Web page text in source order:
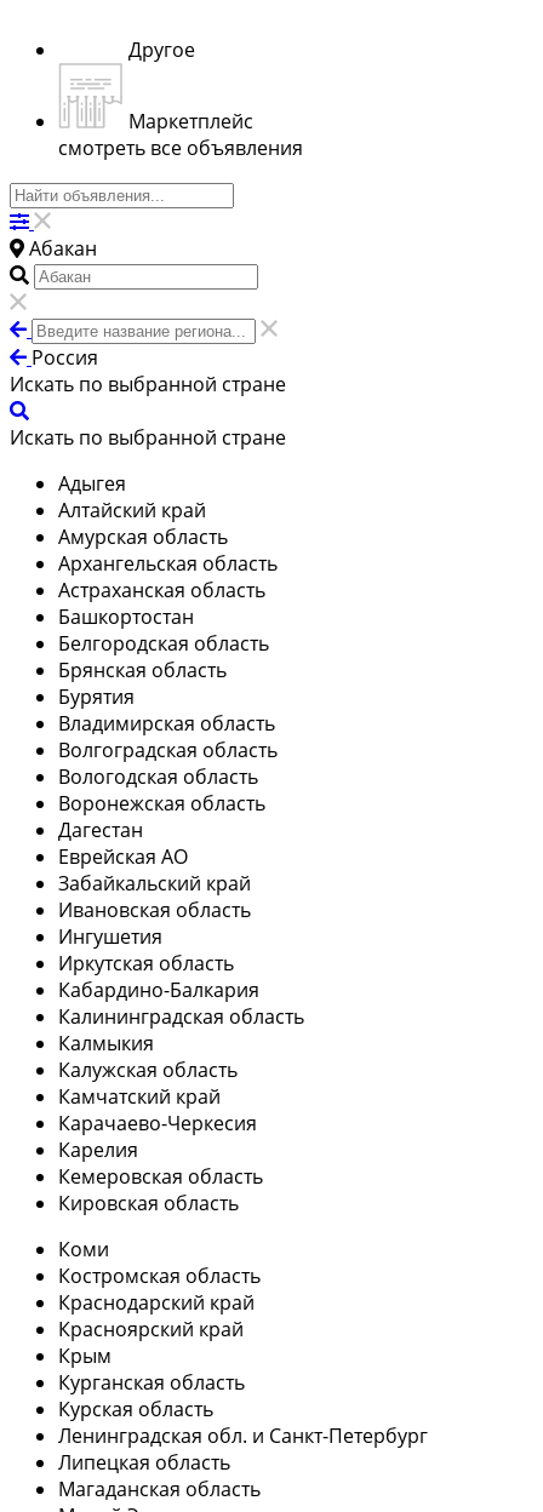
Другое
Маркетплейс
смотреть все объявления
Абакан
Россия
Искать по выбранной стране
Искать по выбранной стране
Адыгея
Алтайский край
Амурская область
Архангельская область
Астраханская область
Башкортостан
Белгородская область
Брянская область
Бурятия
Владимирская область
Волгоградская область
Вологодская область
Воронежская область
Дагестан
Еврейская АО
Забайкальский край
Ивановская область
Ингушетия
Иркутская область
Кабардино-Балкария
Калининградская область
Калмыкия
Калужская область
Камчатский край
Карачаево-Черкесия
Карелия
Кемеровская область
Кировская область
Коми
Костромская область
Краснодарский край
Красноярский край
Крым
Курганская область
Курская область
Ленинградская обл. и Санкт-Петербург
Липецкая область
Магаданская область